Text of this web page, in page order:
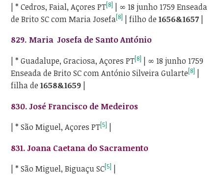
| * Cedros, Faial, Açores PT[8]
| ∞ 18 junho 1759 Enseada
de Brito SC com Maria Josefa[8] | filho de1656&1657
829. Maria Josefa de Santo António
| * Guadalupe, Graciosa, Açores PT[8]
| ∞ 18 junho 1759
Enseada de Brito SC comAntónio Silveira Gularte[8]
filha de1658&1659
830.José Francisco de Medeiros
| * São Miguel, Açores PT[5]
831.Joana Caetana do Sacramento
| * São Miguel, Biguaçu SC[5]